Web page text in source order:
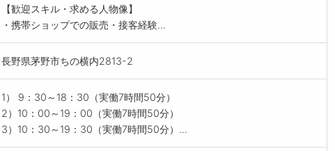
・個人ノルマなし！
・au、docomo、softbank、楽天モバイルどの携帯ブランドを利用して
いてもOK！
【スキル◎】
・ビジネスマナー、接客経験、商品知識等が身につく！
【やりがい】
・お客様から「ありがとう」と感謝されるお仕事です◎
・店舗以外で、イベント・スマホ教室などの活躍の場があります！
【歓迎スキル・求める人物像】
・携帯ショップでの販売・接客経験...
長野県茅野市ちの横内2813-2
1） 9：30～18：30（実働7時間50分）
2）10：00～19：00（実働7時間50分）
3）10：30～19：30（実働7時間50分）...